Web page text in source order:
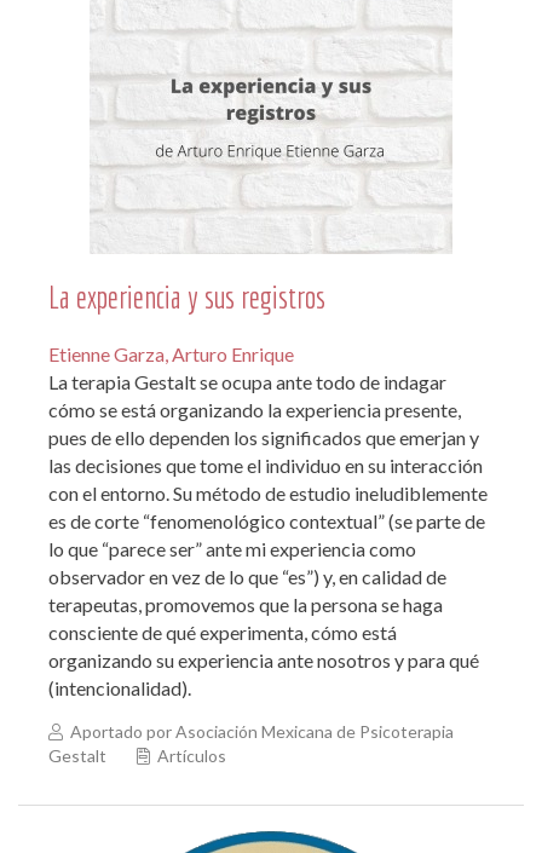
La experiencia y sus registros
Etienne Garza, Arturo Enrique
La terapia Gestalt se ocupa ante todo de indagar
cómo se está organizando la experiencia presente,
pues de ello dependen los significados que emerjan y
las decisiones que tome el individuo en su interacción
con el entorno. Su método de estudio ineludiblemente
es de corte “fenomenológico contextual” (se parte de
lo que “parece ser” ante mi experiencia como
observador en vez de lo que “es”) y, en calidad de
terapeutas, promovemos que la persona se haga
consciente de qué experimenta, cómo está
organizando su experiencia ante nosotros y para qué
(intencionalidad).
Aportado por Asociación Mexicana de Psicoterapia
Gestalt
Artículos